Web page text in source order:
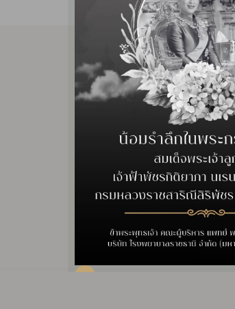
บริการทางการแพทย์
ศูนย์การรักษาและคลินิก
แพ็กเกจและโปรโมชั่น
เทคโนโลยีของเรา